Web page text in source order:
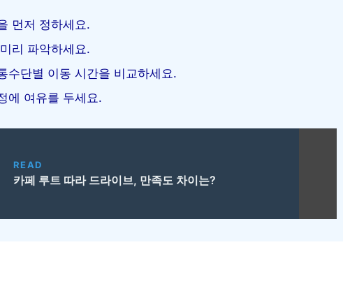
먼저 정하세요.
리 파악하세요.
수단별 이동 시간을 비교하세요.
에 여유를 두세요.
READ
카페 루트 따라 드라이브, 만족도 차이는?